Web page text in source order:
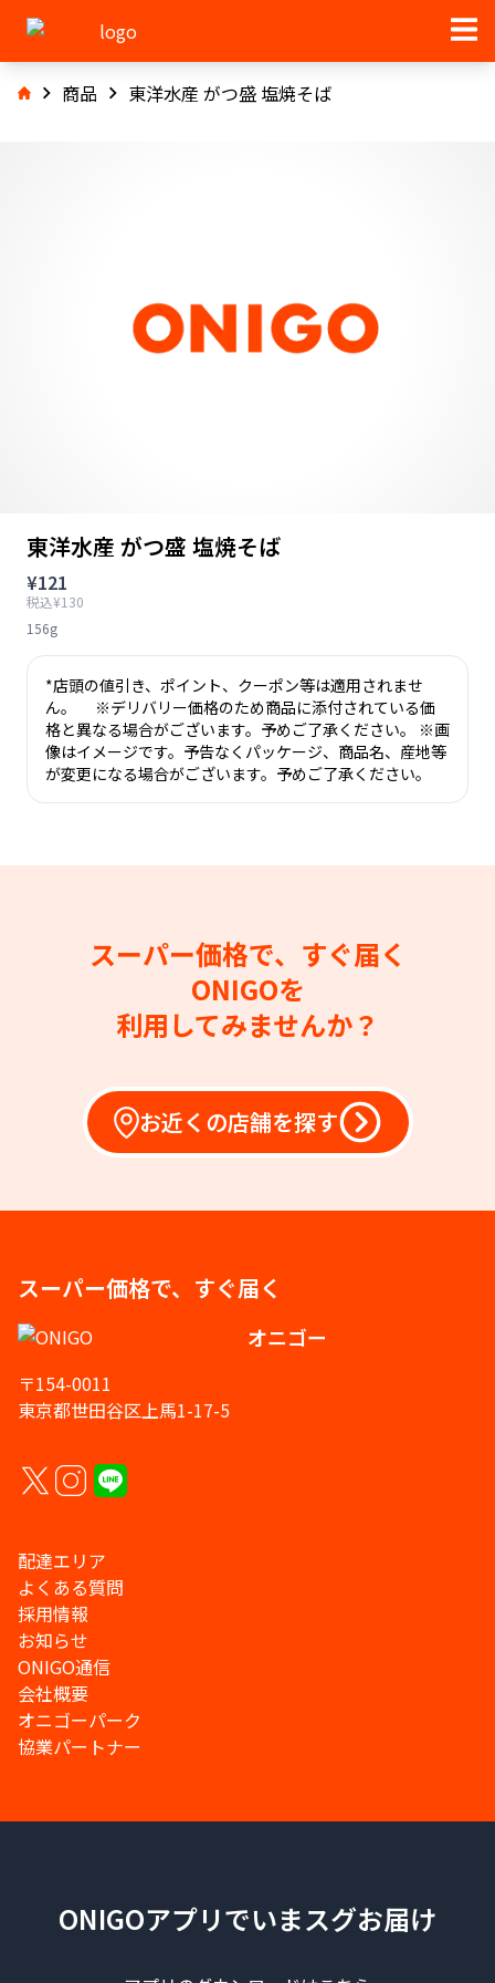
商品 東洋水産 がつ盛 塩焼そば
東洋水産 がつ盛 塩焼そば
¥121
税込¥130
156g
*店頭の値引き、ポイント、クーポン等は適用されませ
ん。 ※デリバリー価格のため商品に添付されている価
格と異なる場合がございます。予めご了承ください。 ※画
像はイメージです。予告なくパッケージ、商品名、産地等
が変更になる場合がございます。予めご了承ください。
スーパー価格で、すぐ届く
ONIGOを
利用してみませんか？
お近くの店舗を探す
スーパー価格で、すぐ届く
オニゴー
〒154-0011
東京都世田谷区上馬1-17-5
配達エリア
よくある質問
採用情報
お知らせ
ONIGO通信
会社概要
オニゴーパーク
協業パートナー
ONIGOアプリでいまスグお届け